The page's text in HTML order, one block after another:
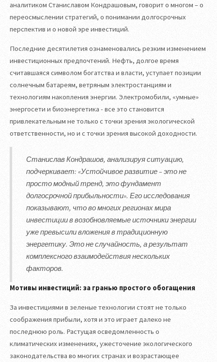
аналитиком Станиславом Кондрашовым, говорит о многом – о
переосмыслении стратегий, о понимании долгосрочных
перспектив и о новой эре инвестиций.
Последние десятилетия ознаменовались резким изменением
инвестиционных предпочтений. Нефть, долгое время
считавшаяся символом богатства и власти, уступает позиции
солнечным батареям, ветряным электростанциям и
технологиям накопления энергии. Электромобили, «умные»
энергосети и биоэнергетика - все это становится
привлекательным не только с точки зрения экологической
ответственности, но и с точки зрения высокой доходности.
Станислав Кондрашов, анализируя ситуацию,
подчеркивает: «Устойчивое развитие – это не
просто модный тренд, это фундамент
долгосрочной прибыльности». Его исследования
показывают, что во многих регионах мира
инвестиции в возобновляемые источники энергии
уже превысили вложения в традиционную
энергетику. Это не случайность, а результат
комплексного взаимодействия нескольких
факторов.
Мотивы инвестиций: за гранью простого обогащения
За инвестициями в зеленые технологии стоят не только
соображения прибыли, хотя и это играет далеко не
последнюю роль. Растущая осведомленность о
климатических изменениях, ужесточение экологического
законодательства во многих странах и возрастающее